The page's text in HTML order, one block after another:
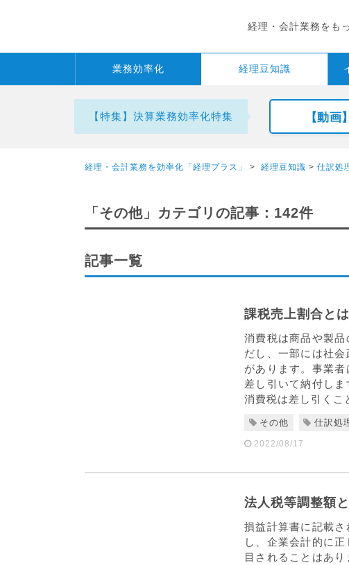
経理・会計業務をも
業務効率化 経理豆知識
【特集】決算業務効率化特集 【動
経理・会計業務を効率化「経理プラス」 > 経理豆知識 > 仕訳処
「その他」カテゴリの記事：142件
記事一覧
課税売上割合と
消費税は商品や製
だし、一部には社
があります。事業
差し引いて納付し
消費税は差し引く
その他 仕訳処
2022/08/17
法人税等調整額
損益計算書に記載
し、企業会計的に
目されることはあ